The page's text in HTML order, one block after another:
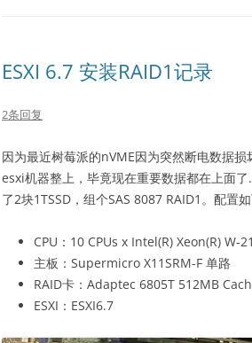
LINKERS PART 3
LINKERS PART 5
ESXI 6.7 安装RAID1记录
2条回复
因为最近树莓派的nVME因为突然断电数据
esxi机器整上，毕竟现在重要数据都在上面
了2块1TSSD，组个SAS 8087 RAID1。配置如
CPU：10 CPUs x Intel(R) Xeon(R) W-
主板：Supermicro X11SRM-F 单路
RAID卡：Adaptec 6805T 512MB
ESXI：ESXI6.7